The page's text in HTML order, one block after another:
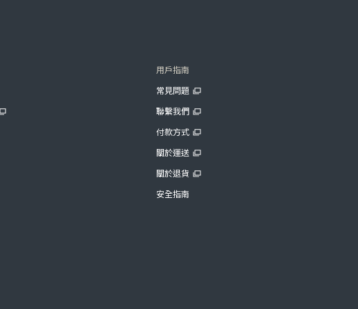
用戶指南
常見問題
聯繫我們
付款方式
關於運送
關於退貨
安全指南